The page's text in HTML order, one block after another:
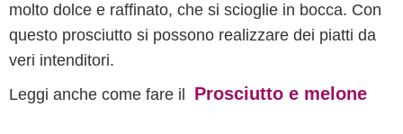
molto dolce e raffinato, che si scioglie in bocca. Con
questo prosciutto si possono realizzare dei piatti da
veri intenditori.
Leggi anche come fare il Prosciutto e melone